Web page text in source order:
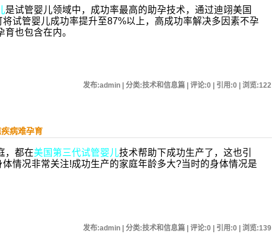
是试管婴儿领域中，成功率最高的助孕技术，通过迪翊美国
试管婴儿成功率提升至87%以上，高成功率解决多因素不孕
也包含在内。
发布:admin | 分类:技术和信息篇 | 评论:0 | 引用:0 | 浏览:122
病难孕育
都在美国第三代试管婴儿技术帮助下成功生产了，这也引
情况非常关注!成功生产的家庭年龄多大?当时的身体情况是
发布:admin | 分类:技术和信息篇 | 评论:0 | 引用:0 | 浏览:139